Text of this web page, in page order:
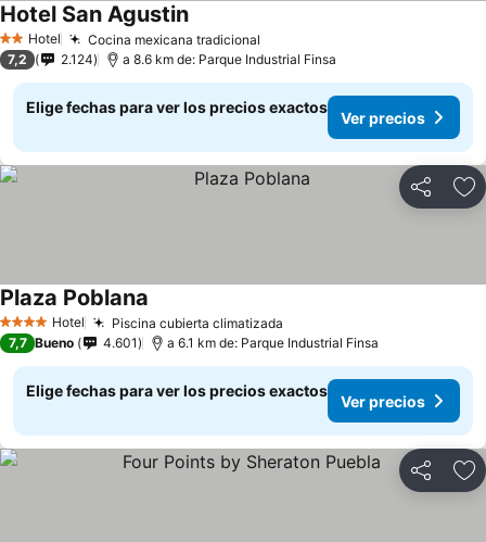
2 Estrellas
Hotel Cocina mexicana tradicional
Hotel San Agustin
7,2 2.124 a 8.6 km de: Parque Industrial Finsa
Elige fechas para ver los precios exactos
Ver precios
Compartir
4 EstrellasHotel Piscina cubierta climatizada
Plaza Poblana
7,7 Bueno 4.601 a 6.1 km de: Parque Industrial Finsa
Elige fechas para ver los precios exactos
Ver precios
Compartir